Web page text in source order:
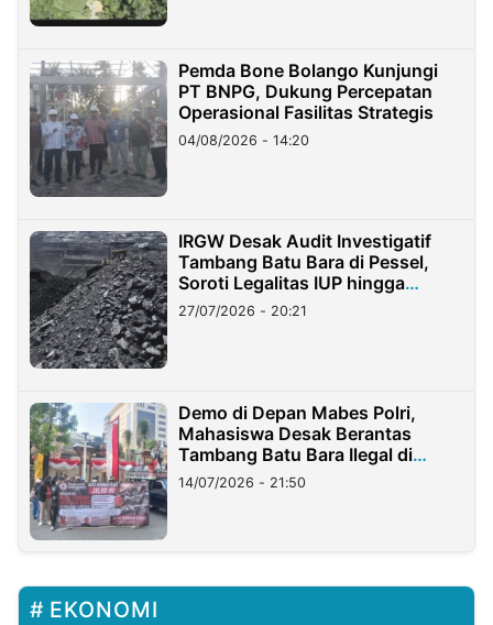
Pemda Bone Bolango Kunjungi
PT BNPG, Dukung Percepatan
Operasional Fasilitas Strategis
04/08/2026 - 14:20
IRGW Desak Audit Investigatif
Tambang Batu Bara di Pessel,
Soroti Legalitas IUP hingga
Stockpile
27/07/2026 - 20:21
Demo di Depan Mabes Polri,
Mahasiswa Desak Berantas
Tambang Batu Bara Ilegal di
Lampung
14/07/2026 - 21:50
EKONOMI